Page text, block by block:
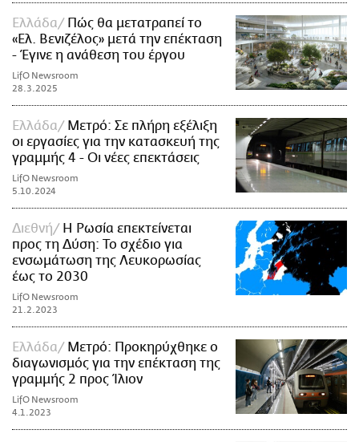
Ελλάδα
Πώς θα μετατραπεί το
«Ελ. Βενιζέλος» μετά την επέκταση
- Έγινε η ανάθεση του έργου
LifO Newsroom
28.3.2025
Ελλάδα
Μετρό: Σε πλήρη εξέλιξη
οι εργασίες για την κατασκευή της
γραμμής 4 - Οι νέες επεκτάσεις
LifO Newsroom
5.10.2024
Διεθνή
Η Ρωσία επεκτείνεται
προς τη Δύση: Το σχέδιο για
ενσωμάτωση της Λευκορωσίας
έως το 2030
LifO Newsroom
21.2.2023
Ελλάδα
Μετρό: Προκηρύχθηκε ο
διαγωνισμός για την επέκταση της
γραμμής 2 προς Ίλιον
LifO Newsroom
4.1.2023